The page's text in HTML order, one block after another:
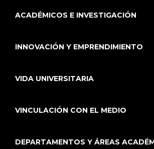
ACADÉMICOS E INVESTIGACIÓN
INNOVACIÓN Y EMPRENDIMIENTO
VIDA UNIVERSITARIA
VINCULACIÓN CON EL MEDIO
DEPARTAMENTOS Y ÁREAS